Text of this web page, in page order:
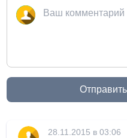
28.11.2015 в 03:06